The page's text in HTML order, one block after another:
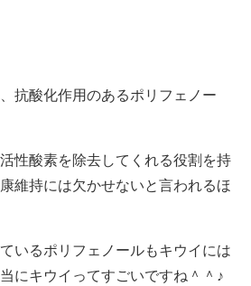
抗酸化作用のあるポリフェノー
性酸素を除去してくれる役割を持
維持には欠かせないと言われるほ
いるポリフェノールもキウイには
にキウイってすごいですね＾＾♪